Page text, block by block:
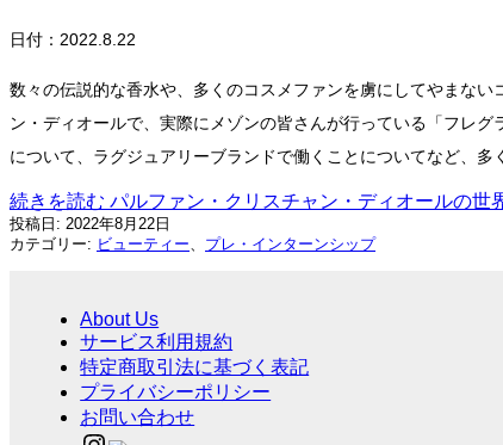
日付：2022.8.22
数々の伝説的な香水や、多くのコスメファンを虜にしてやまな
ン・ディオールで、実際にメゾンの皆さんが行っている「フレ
について、ラグジュアリーブランドで働くことについてなど、多
続きを読む パルファン・クリスチャン・ディオールの世
投稿日: 2022年8月22日
カテゴリー: ビューティー、 プレ・インターンシップ
About Us
サービス利用規約
特定商取引法に基づく表記
プライバシーポリシー
お問い合わせ